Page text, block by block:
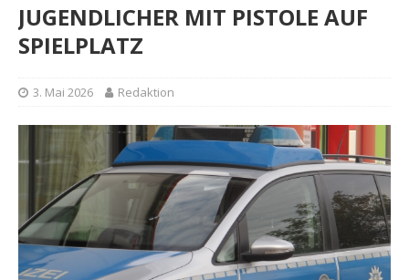
JUGENDLICHER MIT PISTOLE AUF
SPIELPLATZ
3. Mai 2026 Redaktion